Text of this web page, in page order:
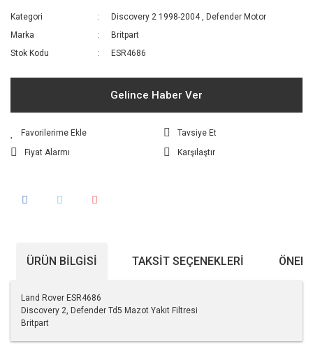
Kategori Discovery 2 1998-2004 ,Defender Motor
Marka
Britpart
Stok Kodu
ESR4686
Gelince Haber Ver
Tavsiye Et
Fiyat Alarmı
Karşılaştır
ÜRÜN BILGISI TAKSIT SEÇENEKLERI
Land Rover ESR4686
Discovery 2, Defender Td5 Mazot Yakıt Filtresi
Britpart